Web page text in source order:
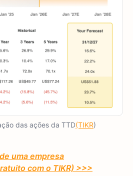
das ações da TTD(TIKR)
uma empresa
com o TIKR) >>>